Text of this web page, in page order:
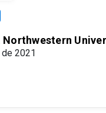
Northwestern
2021